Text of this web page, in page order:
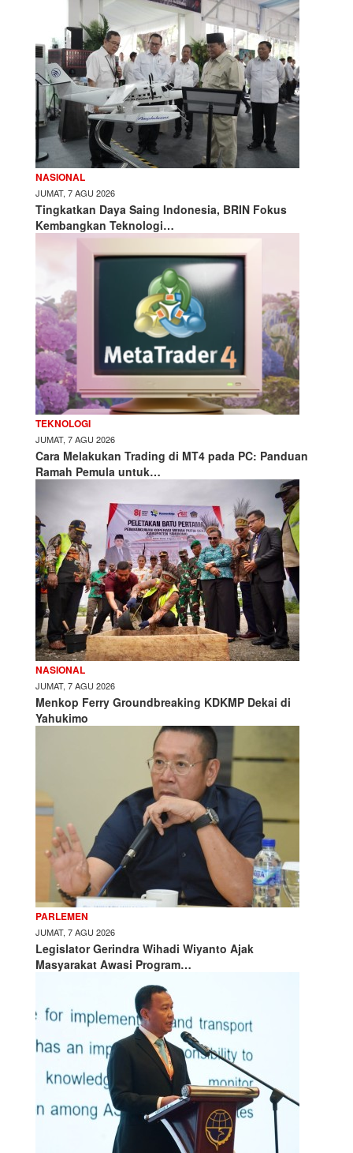
NASIONAL
JUMAT, 7 AGU 2026
Tingkatkan Daya Saing Indonesia, BRIN Fokus
Kembangkan Teknologi…
TEKNOLOGI
JUMAT, 7 AGU 2026
Cara Melakukan Trading di MT4 pada PC: Panduan
Ramah Pemula untuk…
NASIONAL
JUMAT, 7 AGU 2026
Menkop Ferry Groundbreaking KDKMP Dekai di
Yahukimo
PARLEMEN
JUMAT, 7 AGU 2026
Legislator Gerindra Wihadi Wiyanto Ajak
Masyarakat Awasi Program…